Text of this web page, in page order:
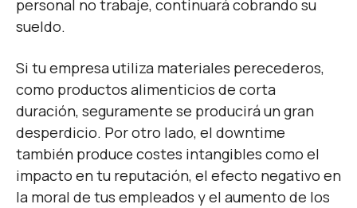
personal no trabaje, continuará cobrando su
sueldo.
Si tu empresa utiliza materiales perecederos,
como productos alimenticios de corta
duración, seguramente se producirá un gran
desperdicio. Por otro lado, el downtime
también produce costes intangibles como el
impacto en tu reputación, el efecto negativo en
la moral de tus empleados y el aumento de los